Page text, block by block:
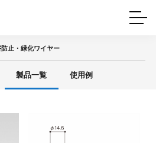
産業用ワイヤー
技術
サポート
製品の安全と品質について
図面ダウンロード
止・緑化ワイヤー
製品一覧 使用例